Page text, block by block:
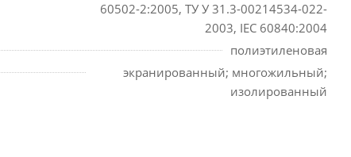
60502-2:2005, ТУ У 31.3-00214534-022-
2003, IEC 60840:2004
полиэтиленовая
экранированный; многожильный;
изолированный